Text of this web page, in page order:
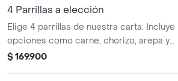
4 Parrillas a elección
Elige 4 parrillas de nuestra carta. Incluye
opciones como carne, chorizo, arepa y
acompañamientos variados.
$ 169.900